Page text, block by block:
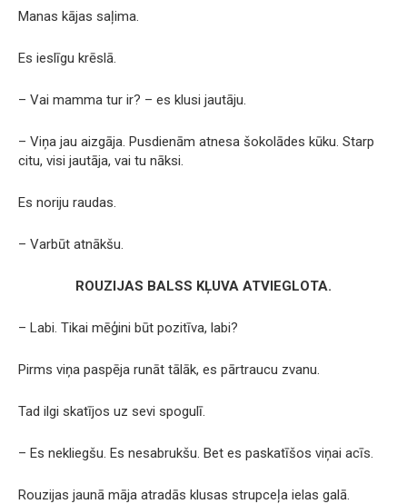
Manas kājas saļima.
Es ieslīgu krēslā.
– Vai mamma tur ir? – es klusi jautāju.
– Viņa jau aizgāja. Pusdienām atnesa šokolādes kūku. Starp
citu, visi jautāja, vai tu nāksi.
Es noriju raudas.
– Varbūt atnākšu.
ROUZIJAS BALSS KĻUVA ATVIEGLOTA.
– Labi. Tikai mēģini būt pozitīva, labi?
Pirms viņa paspēja runāt tālāk, es pārtraucu zvanu.
Tad ilgi skatījos uz sevi spogulī.
– Es nekliegšu. Es nesabrukšu. Bet es paskatīšos viņai acīs.
Rouzijas jaunā māja atradās klusas strupceļa ielas galā.